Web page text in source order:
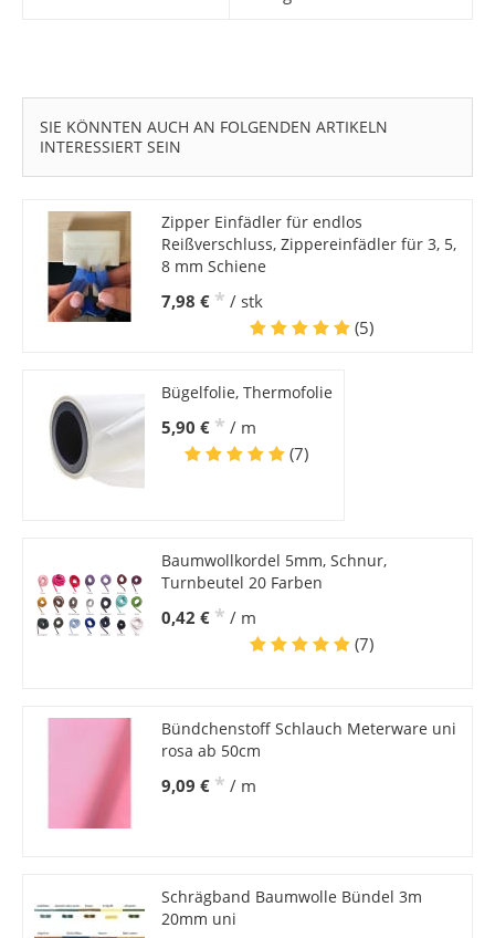
SIE KÖNNTEN AUCH AN FOLGENDEN ARTIKELN
INTERESSIERT SEIN
Zipper Einfädler für endlos
Reißverschluss, Zippereinfädler für 3, 5,
8 mm Schiene
7,98 € * / stk
(5)
Bügelfolie, Thermofolie
5,90 € * / m
(7)
Baumwollkordel 5mm, Schnur,
Turnbeutel 20 Farben
0,42 € * / m
(7)
Bündchenstoff Schlauch Meterware uni
rosa ab 50cm
9,09 € * / m
Schrägband Baumwolle Bündel 3m
20mm uni